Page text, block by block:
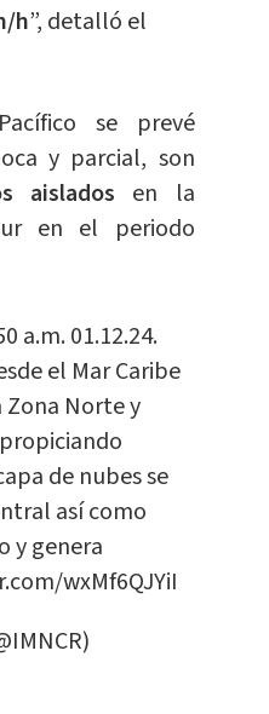
h”, detalló el
se prevé
y parcial, son
aislados en la
en el periodo
a.m. 01.12.24.
el Mar Caribe
Zona Norte y
de nubes se
así como
y genera
wxMf6QJYiI